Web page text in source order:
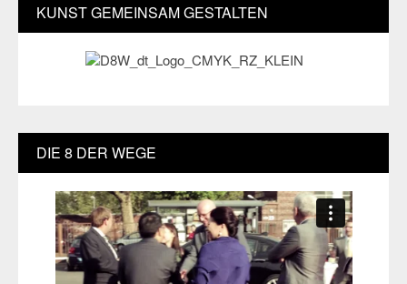
KUNST GEMEINSAM GESTALTEN
DIE 8 DER WEGE